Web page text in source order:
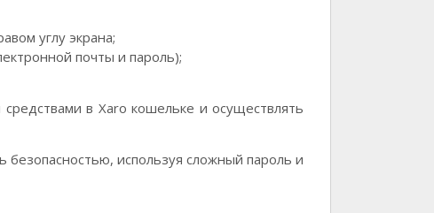
углу экрана;
почты и пароль);
в Xaro кошельке и осуществлять
используя сложный пароль и